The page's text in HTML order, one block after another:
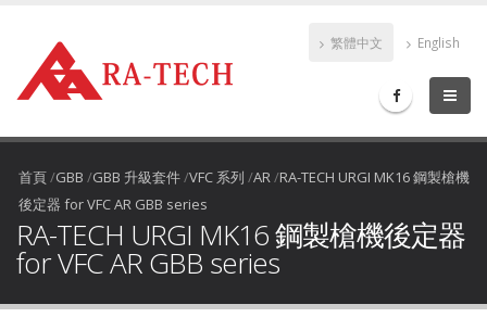
繁體中文 English
首頁/GBB /GBB 升級套件/VFC 系列 /AR/RA-TECH URGI MK16 鋼製槍機
後定器 for VFC AR GBB series
RA-TECH URGI MK16 鋼製槍機後定器
for VFC AR GBB series